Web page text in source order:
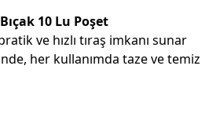
10 Lu Poşet
ve hızlı tıraş imkanı sunar
her kullanımda taze ve temiz